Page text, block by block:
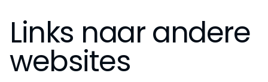
Links naar andere
websites